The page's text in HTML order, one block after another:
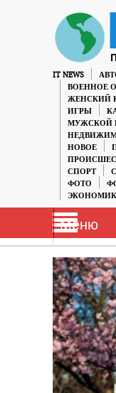
IT NEWS
ВОЕННОЕ
ЖЕНСКИЙ
ИГРЫ
МУЖСКОЙ
НОВОЕ
СПОРТ
ФОТО
Меню